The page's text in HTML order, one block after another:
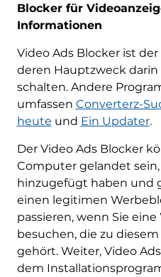
Blocker für
Informationen
Video Ads Blocker ist
deren Hauptzweck
schalten. Andere
umfassen Converterz-
heute und Ein Updater.
Der Video Ads Blocker
Computer gelandet
hinzugefügt haben und
einen legitimen
passieren, wenn Sie
besuchen, die zu
gehört. Weiter, Video
dem